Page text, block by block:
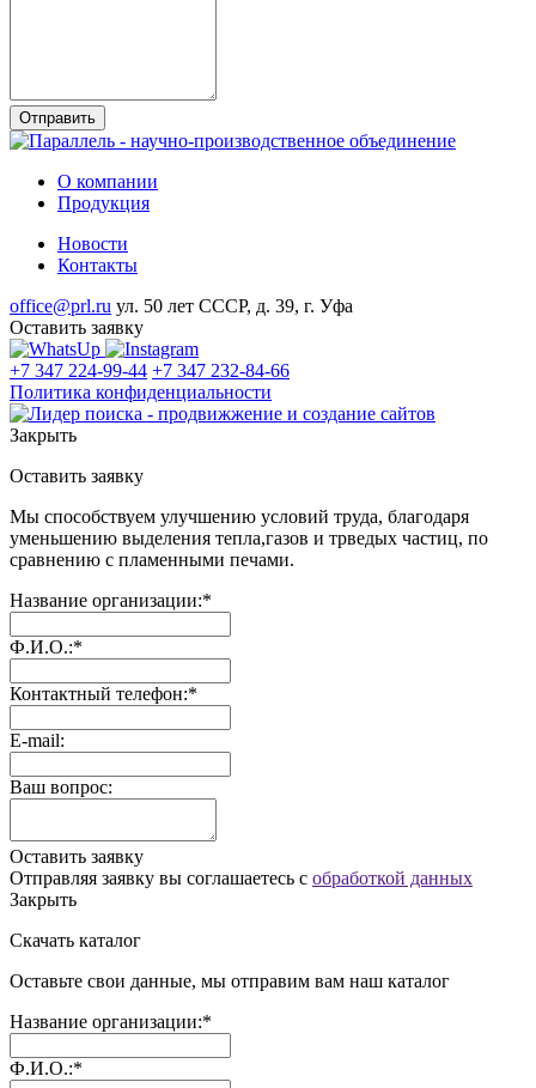
О компании
Продукция
Новости
Контакты
office@prl.ru ул. 50 лет СССР, д. 39, г. Уфа
Оставить заявку
+7 347 224-99-44 +7 347 232-84-66
Политика конфиденциальности
Закрыть
Оставить заявку
Мы способствуем улучшению условий труда, благодаря
уменьшению выделения тепла,газов и трведых частиц, по
сравнению с пламенными печами.
Название организации:*
Ф.И.О.:*
Контактный телефон:*
E-mail:
Ваш вопрос:
Оставить заявку
Отправляя заявку вы соглашаетесь с обработкой данных
Закрыть
Скачать каталог
Оставьте свои данные, мы отправим вам наш каталог
Название организации:*
Ф.И.О.:*